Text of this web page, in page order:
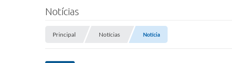
Notícias
Principal Notícias Notícia